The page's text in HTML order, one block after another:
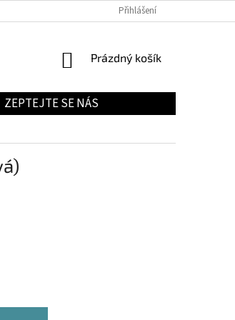
Přihlášení
NÁKUPNÍ
Prázdný košík
ZEPTEJTE SE NÁS